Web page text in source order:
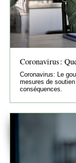
Coronavirus :
Coronavirus: Le
mesures de
conséquences.